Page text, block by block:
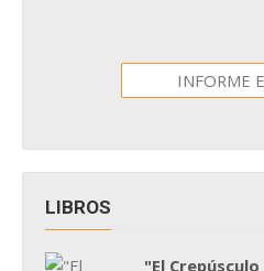
INFORME
LIBROS
"El